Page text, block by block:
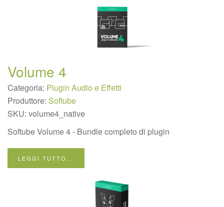
Volume 4
Categoria: Plugin Audio e Effetti
Produttore: Softube
SKU: volume4_native
Softube Volume 4 - Bundle completo di plugin
LEGGI TUTTO...